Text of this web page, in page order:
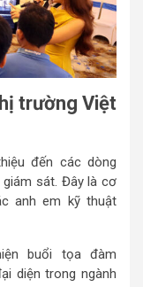
trường Việt
đến các dòng
giám sát. Đây là cơ
anh em kỹ thuật
buổi tọa đàm
diện trong ngành